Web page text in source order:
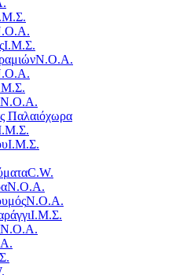
Ι.Μ.Σ.
Ν.Ο.Α.
Ν.Ο.Α.
Παλαιόχωρα
Ι.Μ.Σ.
C.W.
Ν.Ο.Α.
Ν.Ο.Α.
Ι.Μ.Σ.
Ν.Ο.Α.